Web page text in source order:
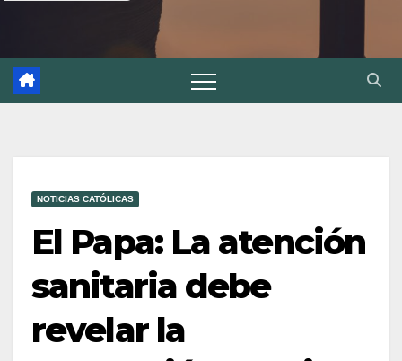
NOTICIAS CATÓLICAS
El Papa: La atención
sanitaria debe
revelar la